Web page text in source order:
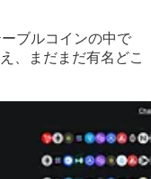
ブルコインの中で
、まだまだ有名どこ